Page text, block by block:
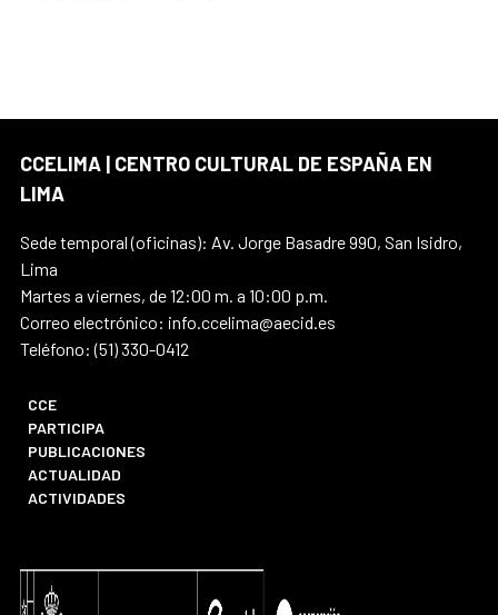
CCELIMA | CENTRO CULTURAL DE ESPAÑA EN
LIMA
Sede temporal (oficinas): Av. Jorge Basadre 990, San Isidro,
Lima
Martes a viernes, de 12:00 m. a 10:00 p.m.
Correo electrónico: info.ccelima@aecid.es
Teléfono: (51) 330-0412
CCE
PARTICIPA
PUBLICACIONES
ACTUALIDAD
ACTIVIDADES